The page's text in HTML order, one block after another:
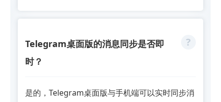
Telegram桌面版的消息同步是否即
时？
是的，Telegram桌面版与手机端可以实时同步消